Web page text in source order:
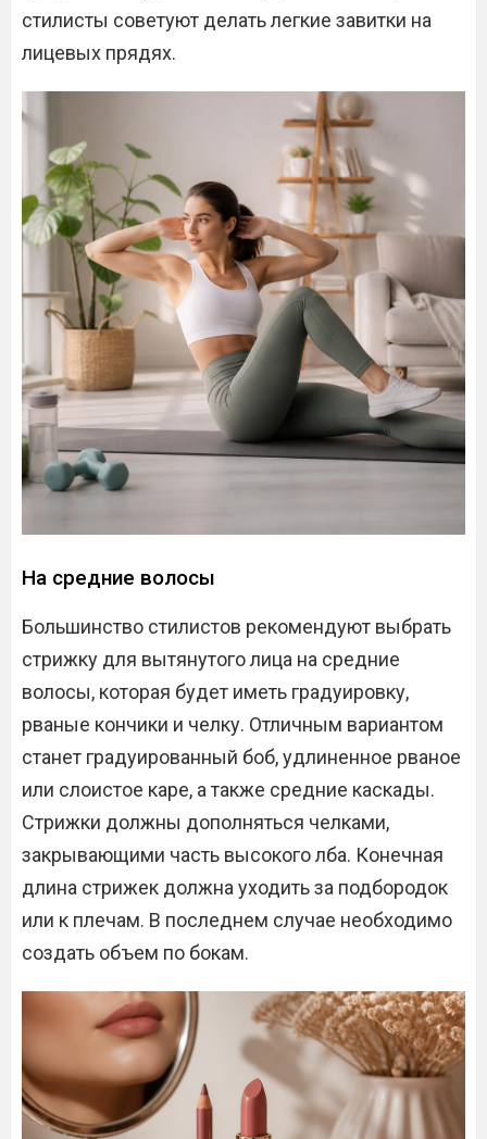
стилисты советуют делать легкие завитки на
лицевых прядях.
На средние волосы
Большинство стилистов рекомендуют выбрать
стрижку для вытянутого лица на средние
волосы, которая будет иметь градуировку,
рваные кончики и челку. Отличным вариантом
станет градуированный боб, удлиненное рваное
или слоистое каре, а также средние каскады.
Стрижки должны дополняться челками,
закрывающими часть высокого лба. Конечная
длина стрижек должна уходить за подбородок
или к плечам. В последнем случае необходимо
создать объем по бокам.